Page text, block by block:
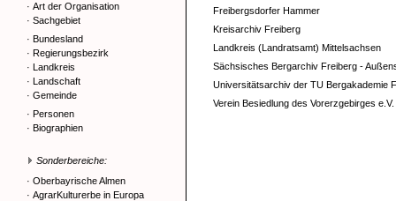
· Art der Organisation
· Sachgebiet
· Bundesland
· Regierungsbezirk
· Landkreis
· Landschaft
· Gemeinde
· Personen
· Biographien
Sonderbereiche:
· Oberbayrische Almen
· AgrarKulturerbe in Europa
Freibergsdorfer Hammer
Kreisarchiv Freiberg
Landkreis (Landratsamt) Mittelsachsen
Sächsisches Bergarchiv Freiberg -
Universitätsarchiv der TU Bergakademie
Verein Besiedlung des Vorerzgebirges e.V.